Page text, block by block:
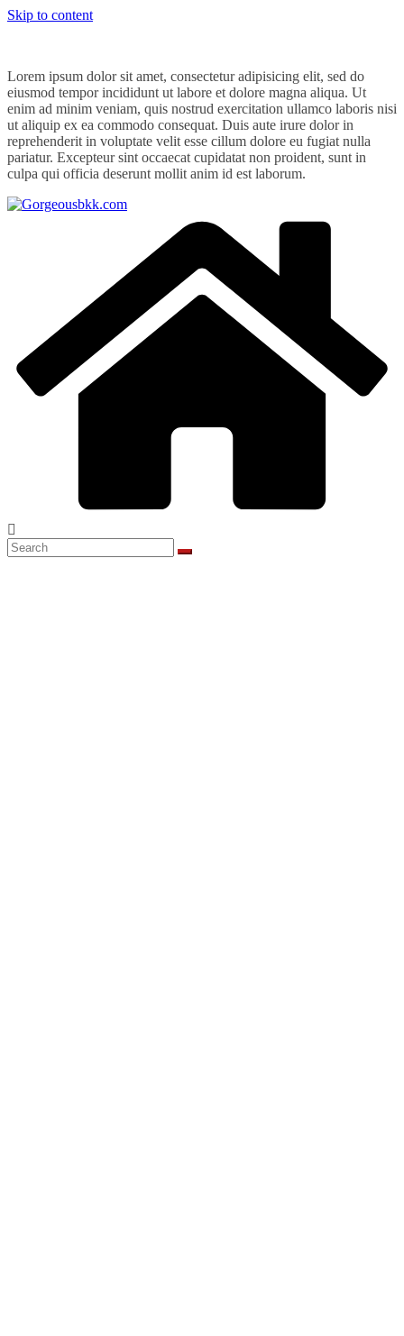
Skip to content
Lorem ipsum dolor sit amet, consectetur adipisicing elit, sed do
eiusmod tempor incididunt ut labore et dolore magna aliqua. Ut
enim ad minim veniam, quis nostrud exercitation ullamco laboris nisi
ut aliquip ex ea commodo consequat. Duis aute irure dolor in
reprehenderit in voluptate velit esse cillum dolore eu fugiat nulla
pariatur. Excepteur sint occaecat cupidatat non proident, sunt in
culpa qui officia deserunt mollit anim id est laborum.